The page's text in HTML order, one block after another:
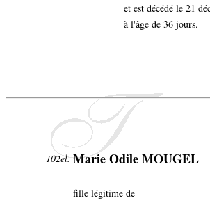
et est décédé le 21
à l'âge de 36 jours.
102el. Marie Odile MOUGEL
fille légitime de